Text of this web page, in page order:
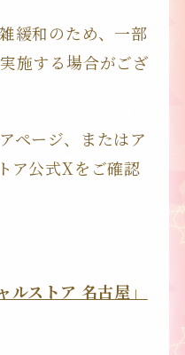
緩和のため、一部
施する場合がござ
ページ、またはア
ア公式Xをご確認
ストア 名古屋」